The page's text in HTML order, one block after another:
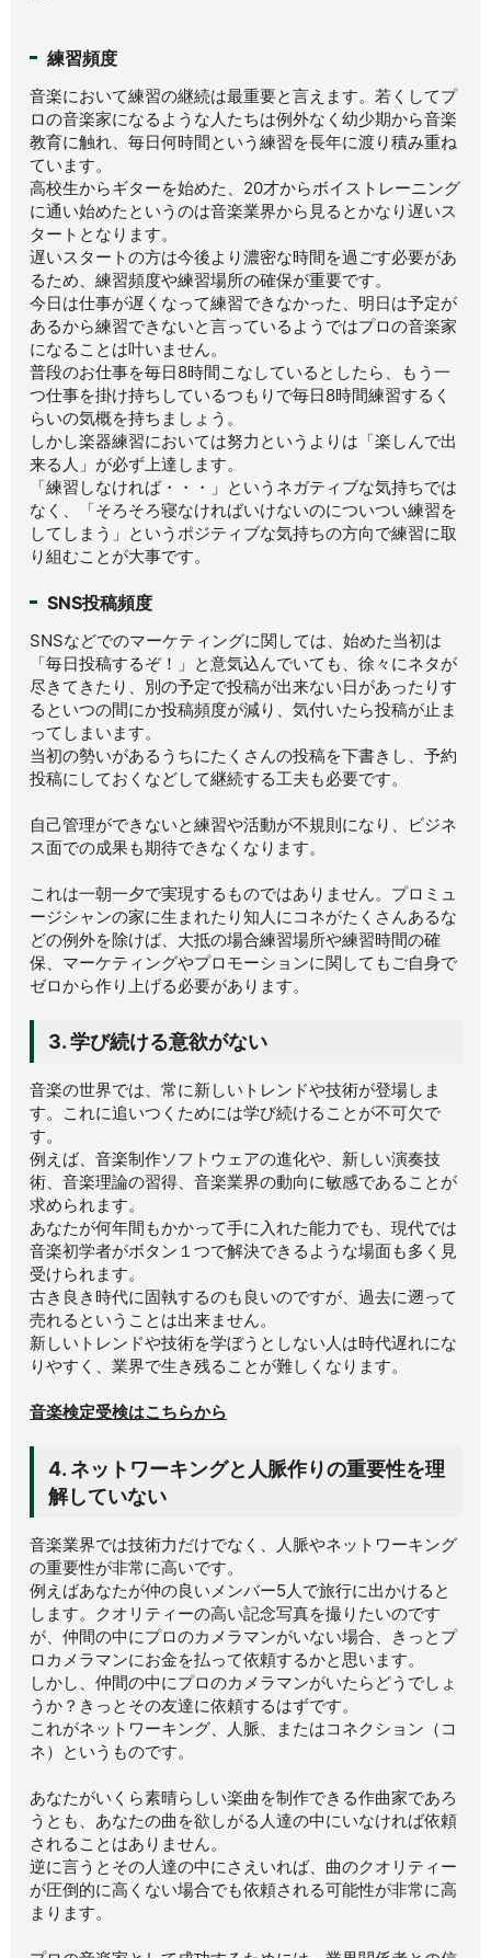
練習頻度
音楽において練習の継続は最重要と言えます。若くしてプ
ロの音楽家になるような人たちは例外なく幼少期から音楽
教育に触れ、毎日何時間という練習を長年に渡り積み重ね
ています。
高校生からギターを始めた、20才からボイストレーニング
に通い始めたというのは音楽業界から見るとかなり遅いス
タートとなります。
遅いスタートの方は今後より濃密な時間を過ごす必要があ
るため、練習頻度や練習場所の確保が重要です。
今日は仕事が遅くなって練習できなかった、明日は予定が
あるから練習できないと言っているようではプロの音楽家
になることは叶いません。
普段のお仕事を毎日8時間こなしているとしたら、もう一
つ仕事を掛け持ちしているつもりで毎日8時間練習するく
らいの気概を持ちましょう。
しかし楽器練習においては努力というよりは「楽しんで出
来る人」が必ず上達します。
「練習しなければ・・・」というネガティブな気持ちでは
なく、「そろそろ寝なければいけないのについつい練習を
してしまう」というポジティブな気持ちの方向で練習に取
り組むことが大事です。
SNS投稿頻度
SNSなどでのマーケティングに関しては、始めた当初は
「毎日投稿するぞ！」と意気込んでいても、徐々にネタが
尽きてきたり、別の予定で投稿が出来ない日があったりす
るといつの間にか投稿頻度が減り、気付いたら投稿が止ま
ってしまいます。
当初の勢いがあるうちにたくさんの投稿を下書きし、予約
投稿にしておくなどして継続する工夫も必要です。
自己管理ができないと練習や活動が不規則になり、ビジネ
ス面での成果も期待できなくなります。
これは一朝一夕で実現するものではありません。プロミュ
ージシャンの家に生まれたり知人にコネがたくさんあるな
どの例外を除けば、大抵の場合練習場所や練習時間の確
保、マーケティングやプロモーションに関してもご自身で
ゼロから作り上げる必要があります。
3. 学び続ける意欲がない
音楽の世界では、常に新しいトレンドや技術が登場しま
す。これに追いつくためには学び続けることが不可欠で
す。
例えば、音楽制作ソフトウェアの進化や、新しい演奏技
術、音楽理論の習得、音楽業界の動向に敏感であることが
求められます。
あなたが何年間もかかって手に入れた能力でも、現代では
音楽初学者がボタン１つで解決できるような場面も多く見
受けられます。
古き良き時代に固執するのも良いのですが、過去に遡って
売れるということは出来ません。
新しいトレンドや技術を学ぼうとしない人は時代遅れにな
りやすく、業界で生き残ることが難しくなります。
音楽検定受検はこちらから
4. ネットワーキングと人脈作りの重要性を理
解していない
音楽業界では技術力だけでなく、人脈やネットワーキング
の重要性が非常に高いです。
例えばあなたが仲の良いメンバー5人で旅行に出かけると
します。クオリティーの高い記念写真を撮りたいのです
が、仲間の中にプロのカメラマンがいない場合、きっとプ
ロカメラマンにお金を払って依頼するかと思います。
しかし、仲間の中にプロのカメラマンがいたらどうでしょ
うか？きっとその友達に依頼するはずです。
これがネットワーキング、人脈、またはコネクション（コ
ネ）というものです。
あなたがいくら素晴らしい楽曲を制作できる作曲家であろ
うとも、あなたの曲を欲しがる人達の中にいなければ依頼
されることはありません。
逆に言うとその人達の中にさえいれば、曲のクオリティー
が圧倒的に高くない場合でも依頼される可能性が非常に高
まります。